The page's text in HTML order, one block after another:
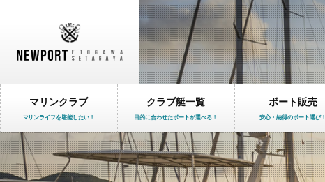
マリンクラブ
マリンライフを堪能したい！
クラブ艇一覧
目的に合わせたボートが選べる！
ボート販売
安心・納得のボート選び！